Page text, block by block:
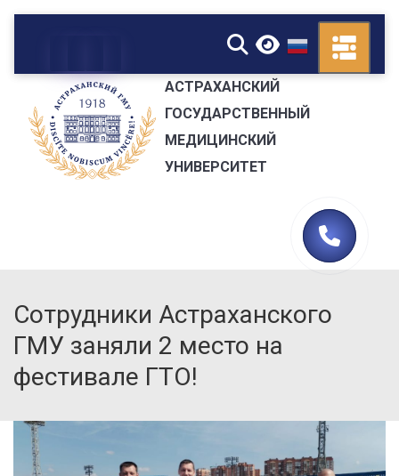
▼
АСТРАХАНСКИЙ
ГОСУДАРСТВЕННЫЙ
МЕДИЦИНСКИЙ
УНИВЕРСИТЕТ
Сотрудники Астраханского
ГМУ заняли 2 место на
фестивале ГТО!